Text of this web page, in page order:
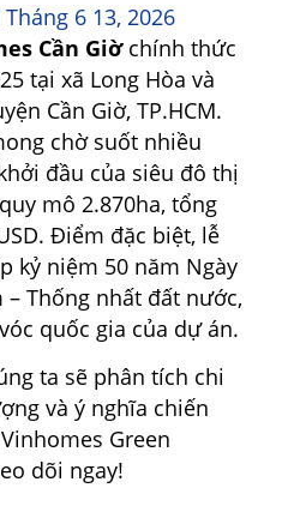
Tháng 6 13, 2026
Cần Giờchính thức
tại xã Long Hòa và
Cần Giờ, TP.HCM.
chờ suốt nhiều
đầu của siêu đô thị
mô 2.870ha, tổng
Điểm đặc biệt, lễ
kỷ niệm 50 năm Ngày
Thống nhất đất nước,
quốc gia của dự án.
ta sẽ phân tích chi
và ý nghĩa chiến
Green
dõi ngay!